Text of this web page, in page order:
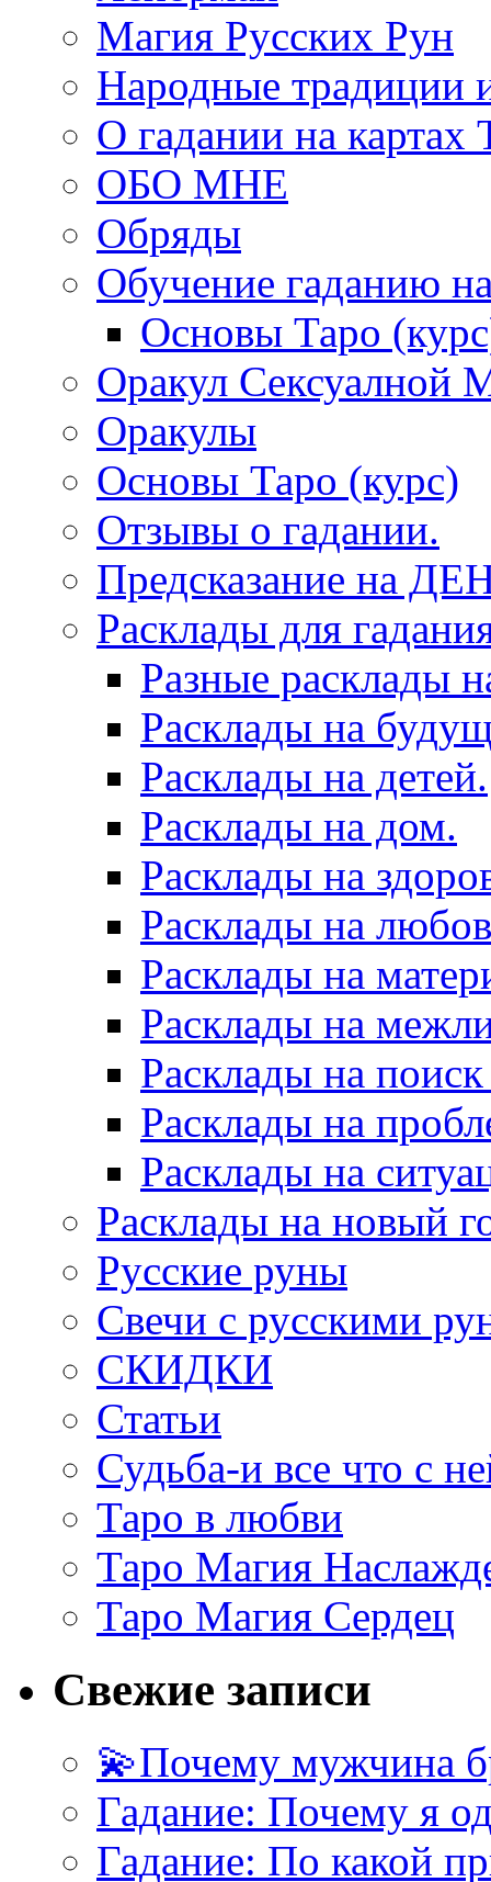
Магия Русских Рун
Народные традиции
О гадании на картах
ОБО МНЕ
Обряды
Обучение гаданию
Основы Таро
Оракул Сексуалной
Оракулы
Основы Таро (курс)
Отзывы о гадании.
Предсказание на
Расклады для
Разные расклады
Расклады на
Расклады на детей.
Расклады на дом.
Расклады на
Расклады на
Расклады на
Расклады на
Расклады на
Расклады на
Расклады на
Расклады на новый
Русские руны
Свечи с русскими
СКИДКИ
Статьи
Судьба-и все что с
Таро в любви
Таро Магия
Таро Магия Сердец
Свежие записи
💫Почему мужчина
Гадание: Почему я
Гадание: По какой